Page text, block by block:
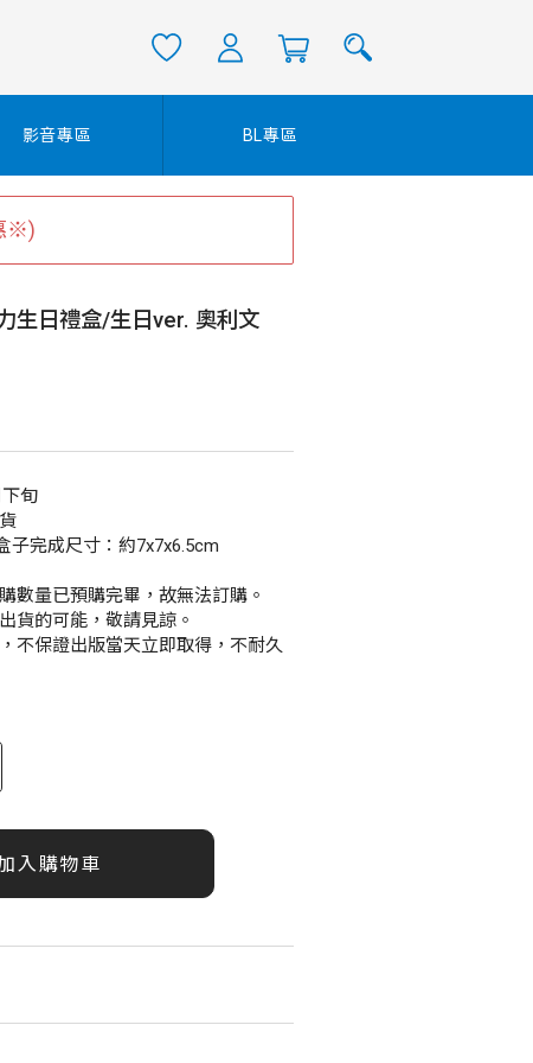
影音專區 BL專區
※)
生日禮盒/生日ver. 奧利文
旬
子完成尺寸：約7x7x6.5cm
數量已預購完畢，故無法訂購。
貨的可能，敬請見諒。
不保證出版當天立即取得，不耐久
入購物車